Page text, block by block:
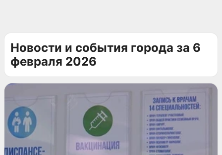
Новости и события города за 6
февраля 2026